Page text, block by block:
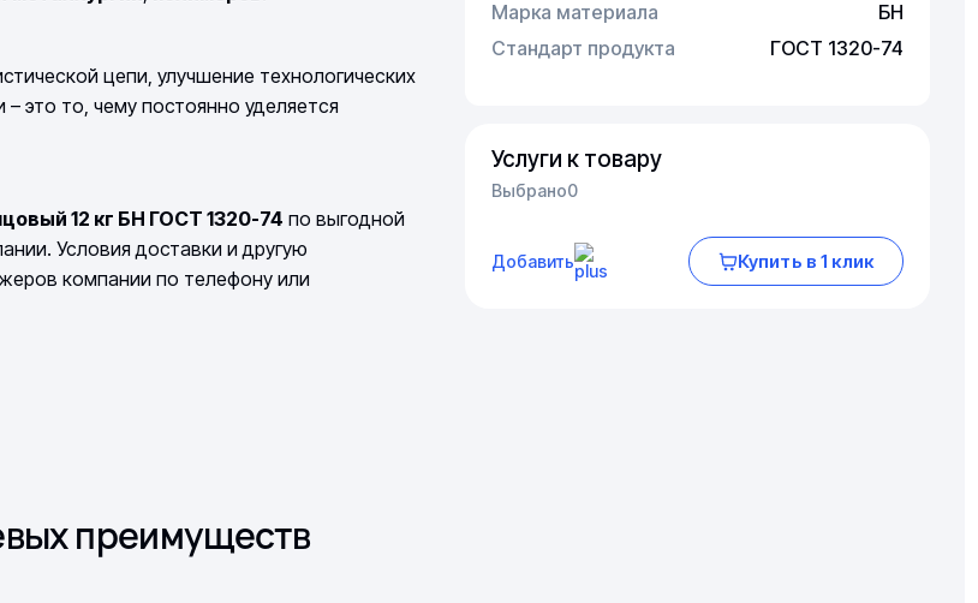
цепи, улучшение технологических
это то, чему постоянно уделяется
12 кг БН ГОСТ 1320-74 по выгодной
Условия доставки и другую
компании по телефону или
преимуществ
Марка материала
БН
Стандарт продукта
ГОСТ 1320-74
Услуги к товару
Выбрано0
Добавить Купить в 1 клик